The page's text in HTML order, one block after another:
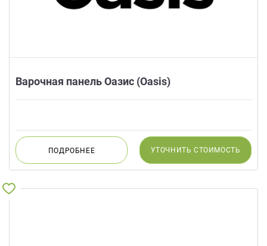
Варочная панель Оазис (Oasis)
ПОДРОБНЕЕ УТОЧНИТЬ СТОИМОСТЬ